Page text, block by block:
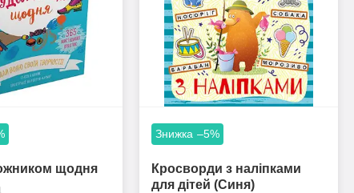
щодня
–5%
Кросворди з наліпками
для дітей (Синя)